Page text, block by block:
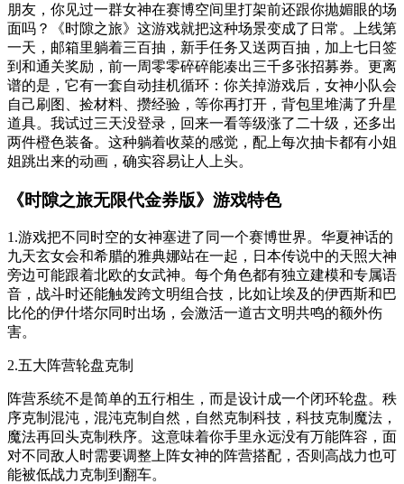
朋友，你见过一群女神在赛博空间里打架前还跟你抛媚眼的场
面吗？《时隙之旅》这游戏就把这种场景变成了日常。上线第
一天，邮箱里躺着三百抽，新手任务又送两百抽，加上七日签
到和通关奖励，前一周零零碎碎能凑出三千多张招募券。更离
谱的是，它有一套自动挂机循环：你关掉游戏后，女神小队会
自己刷图、捡材料、攒经验，等你再打开，背包里堆满了升星
道具。我试过三天没登录，回来一看等级涨了二十级，还多出
两件橙色装备。这种躺着收菜的感觉，配上每次抽卡都有小姐
姐跳出来的动画，确实容易让人上头。
《时隙之旅无限代金券版》游戏特色
1.游戏把不同时空的女神塞进了同一个赛博世界。华夏神话的
九天玄女会和希腊的雅典娜站在一起，日本传说中的天照大神
旁边可能跟着北欧的女武神。每个角色都有独立建模和专属语
音，战斗时还能触发跨文明组合技，比如让埃及的伊西斯和巴
比伦的伊什塔尔同时出场，会激活一道古文明共鸣的额外伤
害。
2.五大阵营轮盘克制
阵营系统不是简单的五行相生，而是设计成一个闭环轮盘。秩
序克制混沌，混沌克制自然，自然克制科技，科技克制魔法，
魔法再回头克制秩序。这意味着你手里永远没有万能阵容，面
对不同敌人时需要调整上阵女神的阵营搭配，否则高战力也可
能被低战力克制到翻车。